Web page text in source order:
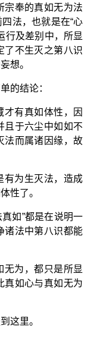
宗奉的真如无为法
法，也就是在“心
行及差别中，所显
了不生灭之第八识
想。
的结论：
才有真如体性，因
且于六尘中如如不
法而属诸因缘，故
有为生灭法，造成
性了。
真如”都是在说明一
诸法中第八识都能
无为，都只是所显
真如心与真如无为
这里。